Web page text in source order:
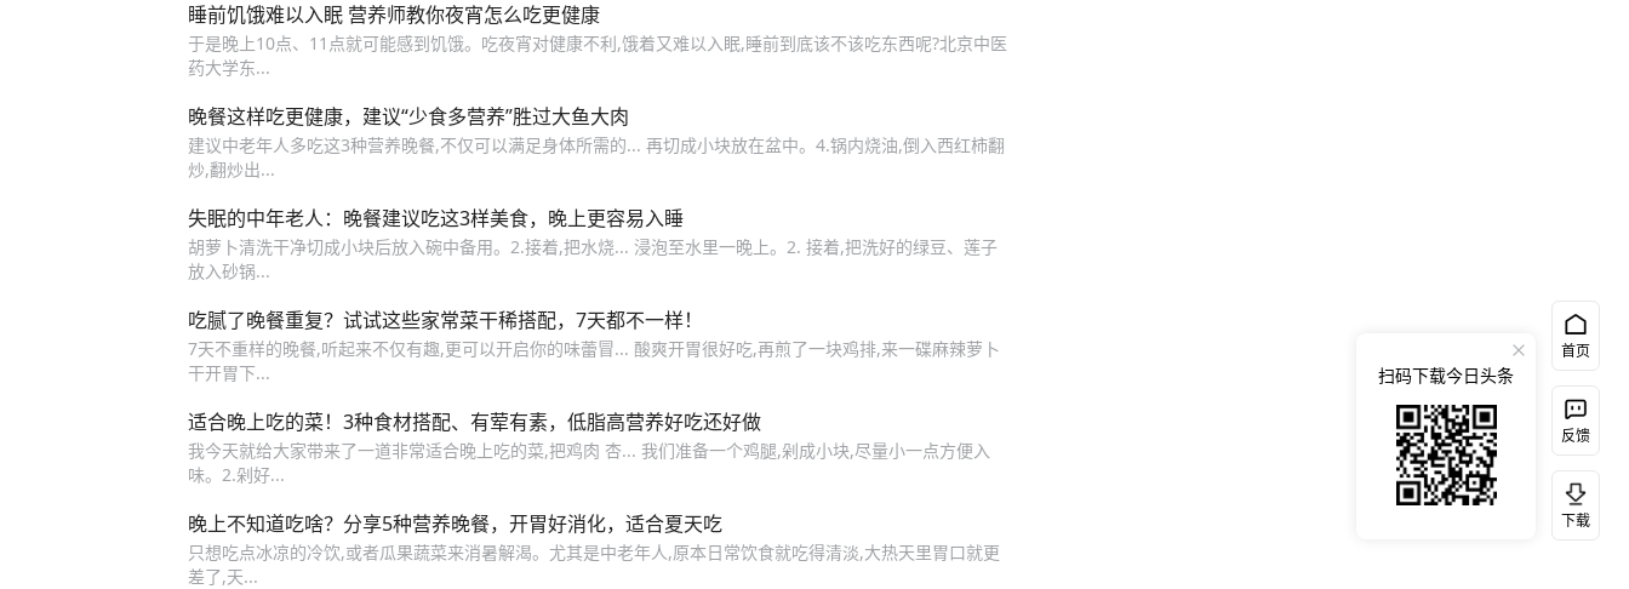
睡前饥饿难以入眠 营养师教你夜宵怎么吃更健康
于是晚上10点、11点就可能感到饥饿。吃夜宵对健康不利,饿着又难以入眠,睡前到底该不该吃东西呢?北京中医
药大学东...
晚餐这样吃更健康，建议“少食多营养”胜过大鱼大肉
建议中老年人多吃这3种营养晚餐,不仅可以满足身体所需的... 再切成小块放在盆中。4.锅内烧油,倒入西红柿翻
炒,翻炒出...
失眠的中年老人：晚餐建议吃这3样美食，晚上更容易入睡
胡萝卜清洗干净切成小块后放入碗中备用。2.接着,把水烧... 浸泡至水里一晚上。2. 接着,把洗好的绿豆、莲子
放入砂锅...
吃腻了晚餐重复？试试这些家常菜干稀搭配，7天都不一样！
7天不重样的晚餐,听起来不仅有趣,更可以开启你的味蕾冒... 酸爽开胃很好吃,再煎了一块鸡排,来一碟麻辣萝卜
干开胃下...
适合晚上吃的菜！3种食材搭配、有荤有素，低脂高营养好吃还好做
我今天就给大家带来了一道非常适合晚上吃的菜,把鸡肉 杏... 我们准备一个鸡腿,剁成小块,尽量小一点方便入
味。2.剁好...
晚上不知道吃啥？分享5种营养晚餐，开胃好消化，适合夏天吃
只想吃点冰凉的冷饮,或者瓜果蔬菜来消暑解渴。尤其是中老年人,原本日常饮食就吃得清淡,大热天里胃口就更
差了,天...
首页
反馈
下载
扫码下载今日头条